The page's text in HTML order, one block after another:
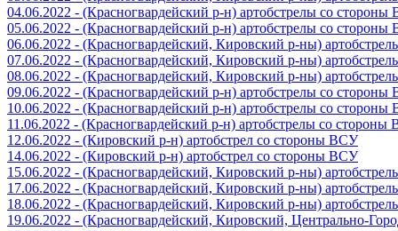
04.06.2022 - (Красногвардейский р-н) артобстрелы со
05.06.2022 - (Красногвардейский р-н) артобстрелы со
06.06.2022 - (Красногвардейский, Кировский р-ны)
07.06.2022 - (Красногвардейский, Кировский р-ны)
08.06.2022 - (Красногвардейский, Кировский р-ны)
09.06.2022 - (Красногвардейский р-н) артобстрелы со
10.06.2022 - (Красногвардейский р-н) артобстрелы со
11.06.2022 - (Красногвардейский р-н) артобстрелы со стороны
12.06.2022 - (Кировский р-н) артобстрел со стороны ВСУ
14.06.2022 - (Кировский р-н) артобстрел со стороны ВСУ
15.06.2022 - (Красногвардейский, Кировский р-ны)
17.06.2022 - (Красногвардейский, Кировский р-ны)
18.06.2022 - (Красногвардейский, Кировский р-ны)
19.06.2022 - (Красногвардейский, Кировский, Центрально-